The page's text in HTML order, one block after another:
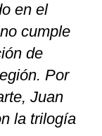
en el
cumple
de
Por
Juan
la trilogía